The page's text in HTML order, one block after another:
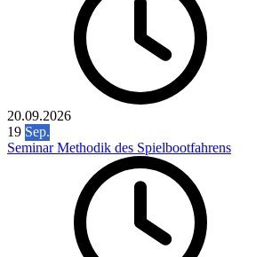
20.09.2026
19 Sep.
Seminar Methodik des Spielbootfahrens